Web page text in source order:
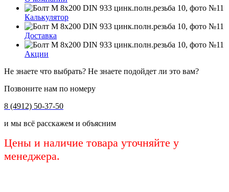
Калькулятор
Доставка
Акции
Не знаете что выбрать? Не знаете подойдет ли это вам?
Позвоните нам по номеру
8 (4912) 50-37-50
и мы всё расскажем и объясним
Цены и наличие товара уточняйте у
менеджера.